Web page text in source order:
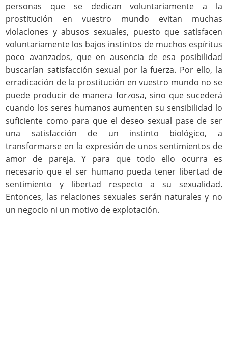
personas que se dedican voluntariamente a la
prostitución en vuestro mundo evitan muchas
violaciones y abusos sexuales, puesto que satisfacen
voluntariamente los bajos instintos de muchos espíritus
poco avanzados, que en ausencia de esa posibilidad
buscarían satisfacción sexual por la fuerza. Por ello, la
erradicación de la prostitución en vuestro mundo no se
puede producir de manera forzosa, sino que sucederá
cuando los seres humanos aumenten su sensibilidad lo
suficiente como para que el deseo sexual pase de ser
una satisfacción de un instinto biológico, a
transformarse en la expresión de unos sentimientos de
amor de pareja. Y para que todo ello ocurra es
necesario que el ser humano pueda tener libertad de
sentimiento y libertad respecto a su sexualidad.
Entonces, las relaciones sexuales serán naturales y no
un negocio ni un motivo de explotación.